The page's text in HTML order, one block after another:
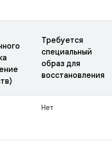
Требуется
специальный
образ для
восстановления
Нет